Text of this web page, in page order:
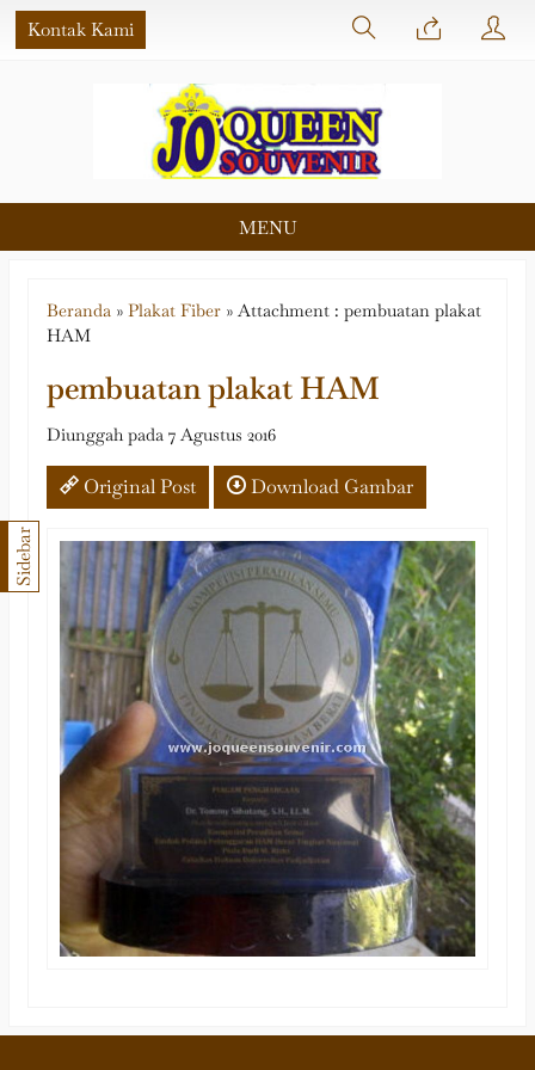
Kontak Kami
MENU
Beranda » Plakat Fiber » Attachment : pembuatan plakat
HAM
pembuatan plakat HAM
Diunggah pada 7 Agustus 2016
Original Post Download Gambar
Sidebar